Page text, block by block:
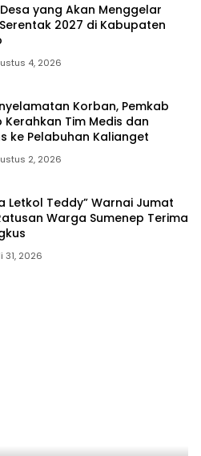
yang Akan Menggelar
2027 di Kabupaten
4, 2026
Korban, Pemkab
Kerahkan Tim Medis dan
ke Pelabuhan Kalianget
2, 2026
Letkol Teddy” Warnai Jumat
Warga Sumenep Terima
31, 2026